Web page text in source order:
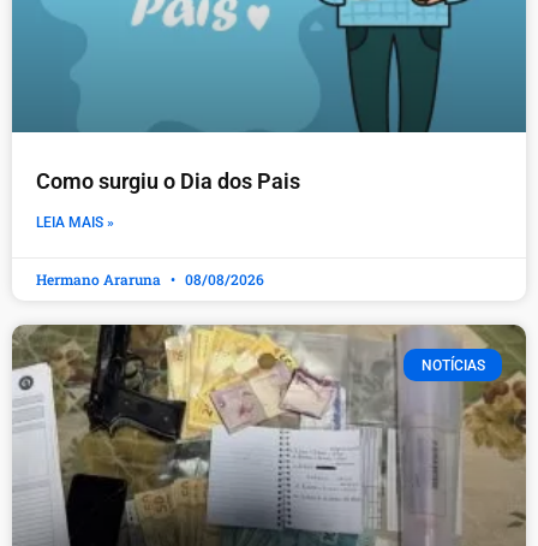
Como surgiu o Dia dos Pais
LEIA MAIS »
Hermano Araruna 08/08/2026
NOTÍCIAS